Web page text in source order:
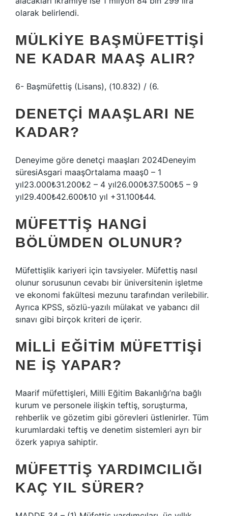
olarak belirlendi.
MÜLKIYE BAŞMÜFETTIŞI
NE KADAR MAAŞ ALIR?
6- Başmüfettiş (Lisans), (10.832) / (6.
DENETÇI MAAŞLARI NE
KADAR?
Deneyime göre denetçi maaşları 2024Deneyim
süresiAsgari maaşOrtalama maaş0 – 1
yıl23.000₺31.200₺2 – 4 yıl26.000₺37.500₺5 – 9
yıl29.400₺42.600₺10 yıl +31.100₺44.
MÜFETTIŞ HANGI
BÖLÜMDEN OLUNUR?
Müfettişlik kariyeri için tavsiyeler. Müfettiş nasıl
olunur sorusunun cevabı bir üniversitenin işletme
ve ekonomi fakültesi mezunu tarafından verilebilir.
Ayrıca KPSS, sözlü-yazılı mülakat ve yabancı dil
sınavı gibi birçok kriteri de içerir.
MILLI EĞITIM MÜFETTIŞI
NE IŞ YAPAR?
Maarif müfettişleri, Milli Eğitim Bakanlığı’na bağlı
kurum ve personele ilişkin teftiş, soruşturma,
rehberlik ve gözetim gibi görevleri üstlenirler. Tüm
kurumlardaki teftiş ve denetim sistemleri ayrı bir
özerk yapıya sahiptir.
MÜFETTIŞ YARDIMCILIĞI
KAÇ YIL SÜRER?